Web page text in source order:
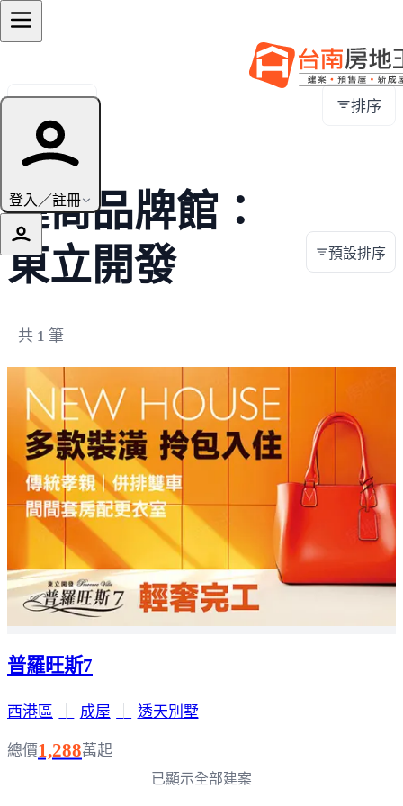
登入／註冊
排序
建商品牌館：
東立開發
共 1 筆
預設排序
普羅旺斯7
西港區 成屋 透天別墅
總價1,288萬起
已顯示全部建案